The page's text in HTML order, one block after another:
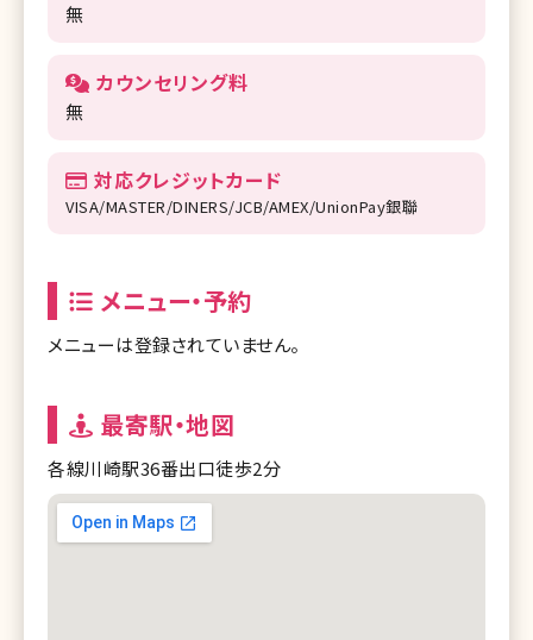
無
カウンセリング料
無
対応クレジットカード
VISA/MASTER/DINERS/JCB/AMEX/UnionPay銀聯
メニュー・予約
メニューは登録されていません。
最寄駅・地図
各線川崎駅36番出口徒歩2分